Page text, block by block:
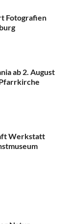
Fotografien
ab 2. August
Werkstatt